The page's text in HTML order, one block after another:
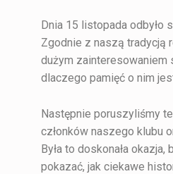
Dnia 15 listopada odbyło
Zgodnie z naszą tradycją
dużym zainteresowaniem
dlaczego pamięć o nim
Następnie poruszyliśmy
członków naszego klubu
Była to doskonała
pokazać, jak ciekawe